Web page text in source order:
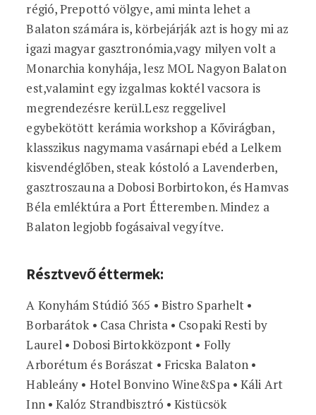
régió, Prepottó völgye, ami minta lehet a
Balaton számára is, körbejárják azt is hogy mi az
igazi magyar gasztronómia,vagy milyen volt a
Monarchia konyhája, lesz MOL Nagyon Balaton
est,valamint egy izgalmas koktél vacsora is
megrendezésre kerül.Lesz reggelivel
egybekötött kerámia workshop a Kővirágban,
klasszikus nagymama vasárnapi ebéd a Lelkem
kisvendéglőben, steak kóstoló a Lavenderben,
gasztroszauna a Dobosi Borbirtokon, és Hamvas
Béla emléktúra a Port Étteremben. Mindez a
Balaton legjobb fogásaival vegyítve.
Résztvevő éttermek:
A Konyhám Stúdió 365 • Bistro Sparhelt •
Borbarátok • Casa Christa • Csopaki Resti by
Laurel • Dobosi Birtokközpont • Folly
Arborétum és Borászat • Fricska Balaton •
Hableány • Hotel Bonvino Wine&Spa • Káli Art
Inn • Kalóz Strandbisztró • Kistücsök